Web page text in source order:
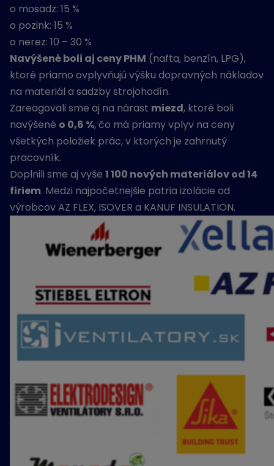
o mosadz: 15 %
o pozink: 15 %
o nerez: 10 – 30 %
Navýšené boli aj ceny PHM (nafta, benzín, LPG),
ktoré priamo ovplyvňujú výšku dopravných nákladov
na materiál a sadzby strojohodín.
Zareagovali sme aj na nárast miezd, ktoré boli
navýšené o 0,6 %, čo má priamy vplyv na ceny
všetkých položiek prác, v ktorých je zahrnutý
pracovník.
Doplnili sme aj vyše 1 100 nových materiálov od 14
firiem. Medzi najpočetnejšie patria izolácie od
výrobcov AZ FLEX, ISOVER a KANUF INSULATION.